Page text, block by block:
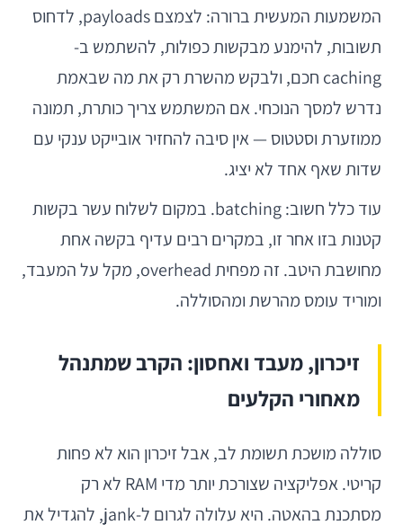
המשמעות המעשית ברורה: לצמצם payloads, לדחוס
תשובות, להימנע מבקשות כפולות, להשתמש ב-
caching חכם, ולבקש מהשרת רק את מה שבאמת
נדרש למסך הנוכחי. אם המשתמש צריך כותרת, תמונה
ממוזערת וסטטוס — אין סיבה להחזיר אובייקט ענקי עם
שדות שאף אחד לא יציג.
עוד כלל חשוב: batching. במקום לשלוח עשר בקשות
קטנות בזו אחר זו, במקרים רבים עדיף בקשה אחת
מחושבת היטב. זה מפחית overhead, מקל על המעבד,
ומוריד עומס מהרשת ומהסוללה.
זיכרון, מעבד ואחסון: הקרב שמתנהל
מאחורי הקלעים
סוללה מושכת תשומת לב, אבל זיכרון הוא לא פחות
קריטי. אפליקציה שצורכת יותר מדי RAM לא רק
מסתכנת בהאטה. היא עלולה לגרום ל-jank, להגדיל את